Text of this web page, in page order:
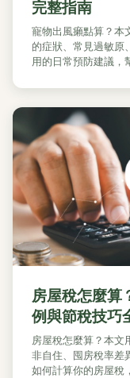
完整指南
寵物出風癩點算？本
的症狀、常見過敏原
用的日常預防建議，
房屋稅怎麼算
例與節稅技巧
房屋稅怎麼算？本文
非自住、囤房稅率差
如何計算你的房屋稅